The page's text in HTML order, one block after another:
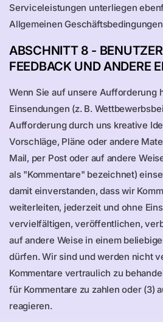
Serviceleistungen unterliegen
Allgemeinen
ABSCHNITT 8 -
FEEDBACK UND ANDERE
Wenn Sie auf unsere Aufforderung
Einsendungen (z. B.
Aufforderung durch uns kreative
Vorschläge, Pläne oder andere
Mail, per Post oder auf andere
als "Kommentare" bezeichnet)
damit einverstanden, dass wir
weiterleiten, jederzeit und ohne
vervielfältigen, veröffentlichen,
auf andere Weise in einem
dürfen. Wir sind und werden nicht
Kommentare vertraulich zu
für Kommentare zu zahlen oder (3)
reagieren.